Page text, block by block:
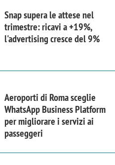
Snap supera le attese nel
trimestre: ricavi a +19%,
l'advertising cresce del 9%
Aeroporti di Roma sceglie
WhatsApp Business Platform
per migliorare i servizi ai
passeggeri